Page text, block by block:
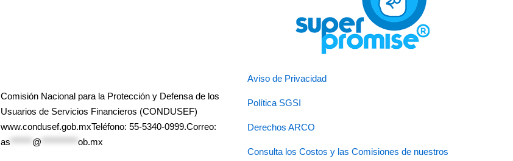
Comisión Nacional para la Protección y Defensa de los
Usuarios de Servicios Financieros (CONDUSEF)
www.condusef.gob.mxTeléfono: 55-5340-0999.Correo:
as
@ ob.mx
Aviso de Privacidad
Política SGSI
Derechos ARCO
Consulta los Costos y las Comisiones de nuestros